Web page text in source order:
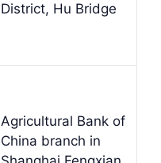
District, Hu Bridge
Agricultural Bank of
China branch in